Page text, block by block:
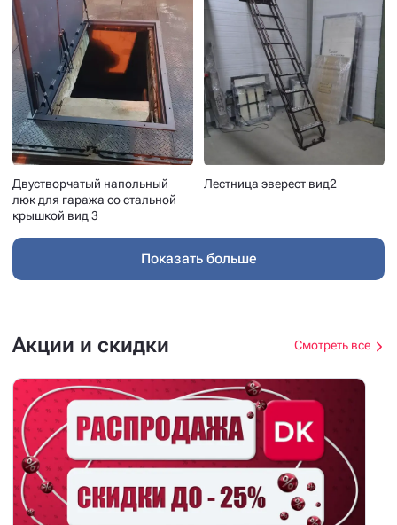
Двустворчатый напольный
люк для гаража со стальной
крышкой вид 3
Лестница эверест вид2
Показать больше
Акции и скидки Смотреть все